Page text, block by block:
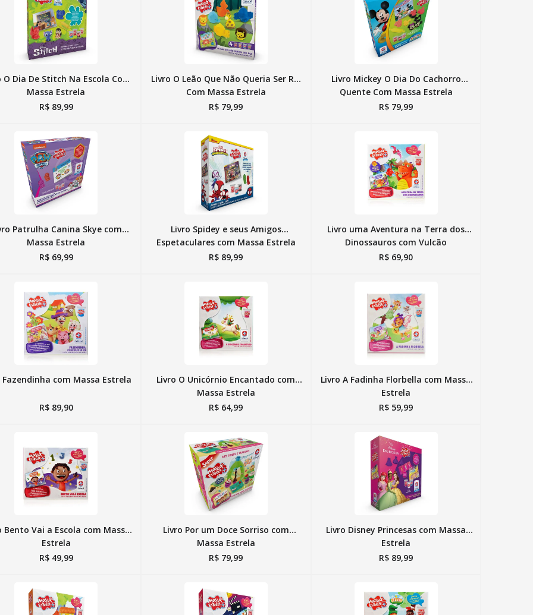
O Dia De Stitch Na Escola Com
Massa Estrela
R$ 89,99
Livro O Leão Que Não Queria Ser Rei
Com Massa Estrela
R$ 79,99
Livro Mickey O Dia Do Cachorro
Quente Com Massa Estrela
R$ 79,99
Patrulha Canina Skye com
Massa Estrela
R$ 69,99
Livro Spidey e seus Amigos
Espetaculares com Massa Estrela
R$ 89,99
Livro uma Aventura na Terra dos
Dinossauros com Vulcão
R$ 69,90
Fazendinha com Massa Estrela
R$ 89,90
Livro O Unicórnio Encantado com
Massa Estrela
R$ 64,99
Livro A Fadinha Florbella com Massa
Estrela
R$ 59,99
Bento Vai a Escola com Massa
Estrela
R$ 49,99
Livro Por um Doce Sorriso com
Massa Estrela
R$ 79,99
Livro Disney Princesas com Massa
Estrela
R$ 89,99